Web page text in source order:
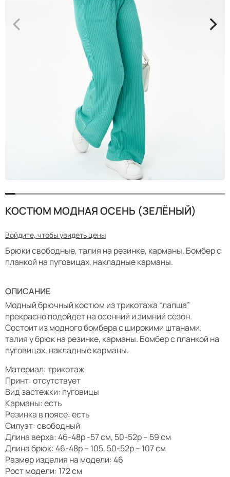
< >
КОСТЮМ МОДНАЯ ОСЕНЬ (ЗЕЛЁНЫЙ)
Войдите, чтобы увидеть цены
Брюки свободные, талия на резинке, карманы. Бомбер с
планкой на пуговицах, накладные карманы.
ОПИСАНИЕ
Модный брючный костюм из трикотажа “лапша”
прекрасно подойдет на осенний и зимний сезон.
Состоит из модного бомбера с широкими штанами.
талия у брюк на резинке, карманы. Бомбер с планкой на
пуговицах, накладные карманы.
Материал: трикотаж
Принт: отсутствует
Вид застежки: пуговицы
Карманы: есть
Резинка в поясе: есть
Силуэт: свободный
Длина верха: 46-48р -57 см, 50-52р – 59 см
Длина брюк: 46-48р – 105, 50-52р – 107 см
Размер изделия на модели: 46
Рост модели: 172 см